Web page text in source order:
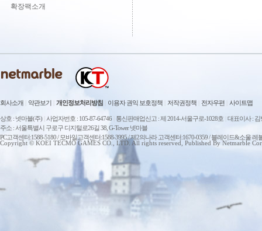
확장팩소개
회사소개 약관보기 개인정보처리방침 이용자 권익 보호정책 저작권정책 전자우편 사이트맵
상호 : 넷마블(주) 사업자번호 : 105-87-64746 통신판매업신고 : 제 2014-서울구로-1028호 대표이사 : 김
주소 : 서울특별시 구로구 디지털로26길 38, G-Tower 넷마블
PC고객센터:1588-5180 / 모바일고객센터:1588-3995 / 제2의나라 고객센터:1670-0359 / 블레이드&소울
Copyright © KOEI TECMO GAMES CO., LTD. All rights reserved, Published By Netmarble